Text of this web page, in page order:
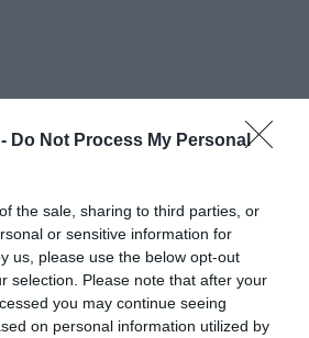
Do Not Process My Personal
the sale, sharing to third parties, or
or sensitive information for
us, please use the below opt-out
selection. Please note that after your
you may continue seeing
on personal information utilized by